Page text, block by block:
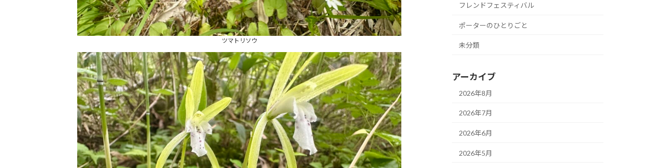
ツマトリソウ
フレンドフェスティバル
ポーターのひとりごと
未分類
アーカイブ
2026年8月
2026年7月
2026年6月
2026年5月